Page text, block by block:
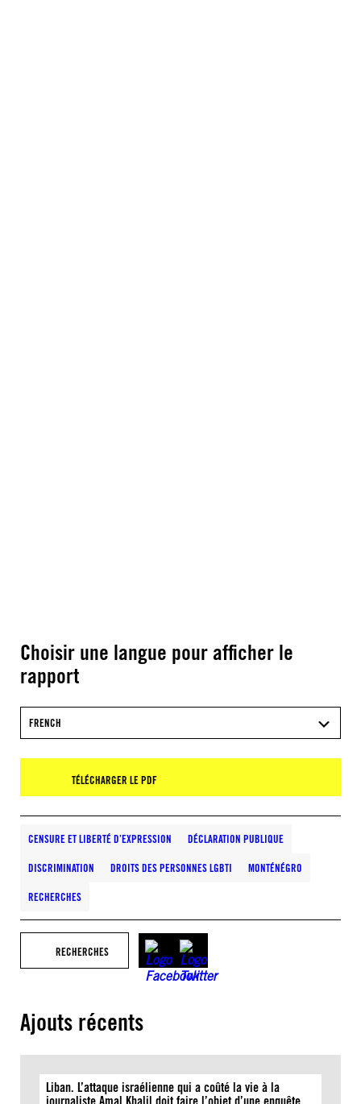
Choisir une langue pour afficher le
rapport
FRENCH
TÉLÉCHARGER LE PDF
CENSURE ET LIBERTÉ D’EXPRESSION DÉCLARATION PUBLIQUE
DISCRIMINATION DROITS DES PERSONNES LGBTI MONTÉNÉGRO
RECHERCHES
RECHERCHES
Ajouts récents
Liban. L’attaque israélienne qui a coûté la vie à la